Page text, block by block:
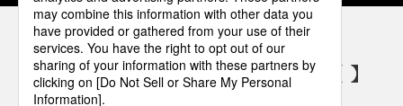
パナソニックの電気設備 SNSアカウント